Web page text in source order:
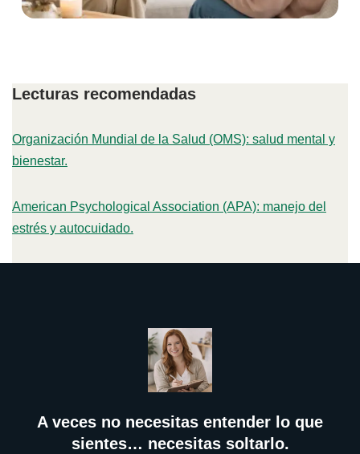
Lecturas recomendadas
Organización Mundial de la Salud (OMS): salud mental y
bienestar.
American Psychological Association (APA): manejo del
estrés y autocuidado.
A veces no necesitas entender lo que
sientes… necesitas soltarlo.